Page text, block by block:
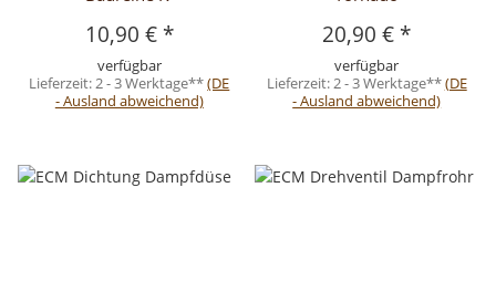
10,90 € *
verfügbar
Lieferzeit:2 - 3 Werktage**(DE
- Ausland abweichend)
20,90 € *
verfügbar
Lieferzeit:2 - 3 Werktage**(DE
- Ausland abweichend)